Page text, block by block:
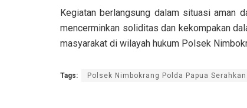
Kegiatan berlangsung dalam situasi aman
mencerminkan soliditas dan kekompakan
masyarakat di wilayah hukum Polsek
Tags: Polsek Nimbokrang Polda Papua